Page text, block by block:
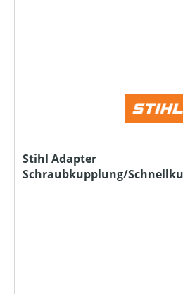
Stihl Adapter
Schraubkupplung/